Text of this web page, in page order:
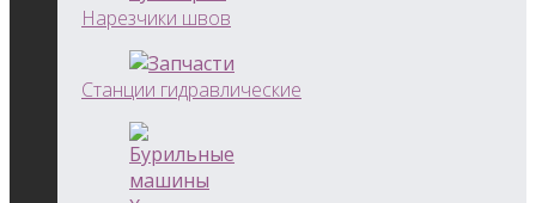
Нарезчики швов
Станции гидравлические